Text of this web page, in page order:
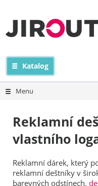
Katalog
Menu
Reklamní
vlastního
Reklamní dárek, který
reklamní deštníky v
barevných odstínech,